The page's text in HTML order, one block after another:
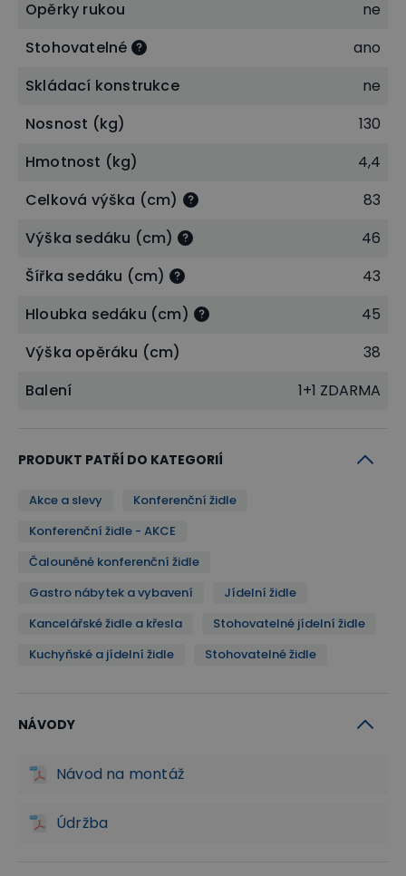
životnost. Kovová konstrukce je nenáročná na
údržbu. Díky svému modernímu designu skvěle
zapadne do jakéhokoliv interiéru. Nosnost židle je 130
je pro vás důležitá jejich skladnost? Židle můžete
jednoduše stohovat (skládat) na sebe
Stohovatelnost židlí vám usnadní skladování i úklid.
Opěrky rukou
ne
Stohovatelné
ano
Skládací konstrukce
ne
Nosnost (kg)
130
Hmotnost (kg)
4,4
Celková výška (cm)
83
Výška sedáku (cm)
46
Šířka sedáku (cm)
43
Hloubka sedáku (cm)
45
Výška opěráku (cm)
38
Balení
1+1 ZDARMA
PRODUKT PATŘÍ DO KATEGORIÍ
Akce a slevy
Konferenční židle
Konferenční židle - AKCE
Čalouněné konferenční židle
Gastro nábytek a vybavení
Jídelní židle
Kancelářské židle a křesla
Stohovatelné jídelní židle
Kuchyňské a jídelní židle
Stohovatelné židle
NÁVODY
Návod na montáž
Údržba